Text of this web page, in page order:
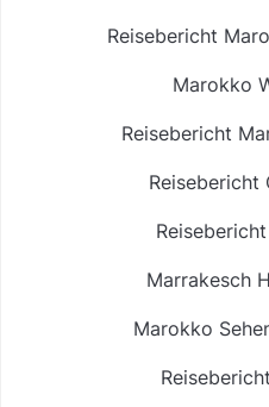
Reisebericht
Marokko
Reisebericht
Reisebericht
Marrakesch
Marokko